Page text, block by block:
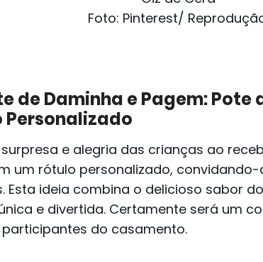
Foto: Pinterest/
de Daminha e Pagem: Pote
Personalizado
e alegria das crianças ao
um rótulo personalizado,
Esta ideia combina o delicioso sabor
e divertida. Certamente será um
do casamento.